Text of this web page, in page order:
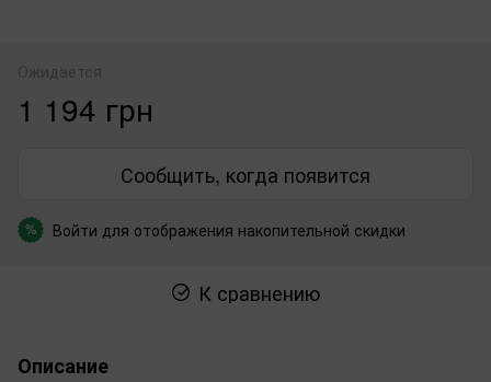
Ожидается
1 194 грн
Сообщить, когда появится
% Войти для отображения накопительной скидки
К сравнению
Описание